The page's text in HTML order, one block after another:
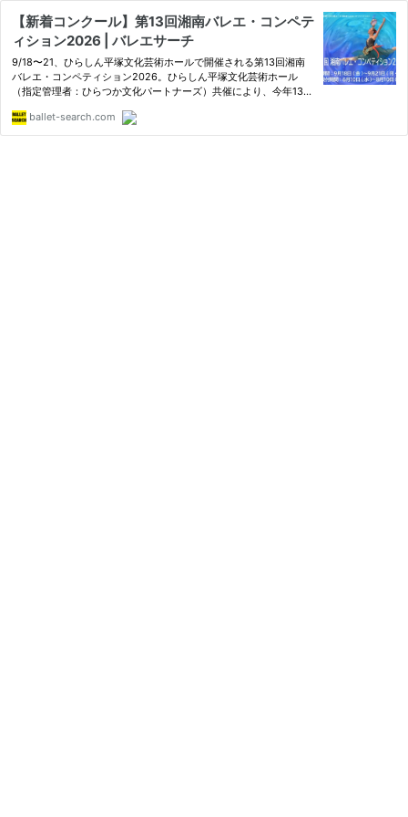
【新着コンクール】第13回湘南バレエ・コンペテ
ィション2026 | バレエサーチ
9/18〜21、ひらしん平塚文化芸術ホールで開催される第13回湘南
バレエ・コンペティション2026。ひらしん平塚文化芸術ホール
（指定管理者：ひらつか文化パートナーズ）共催により、今年13回
ballet-search.com